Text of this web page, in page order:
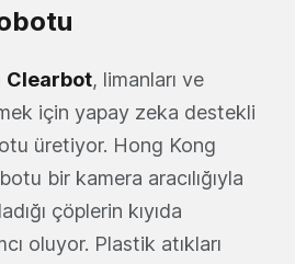
Clearbot, limanları ve
için yapay zeka destekli
üretiyor. Hong Kong
bir kamera aracılığıyla
çöplerin kıyıda
oluyor. Plastik atıkları